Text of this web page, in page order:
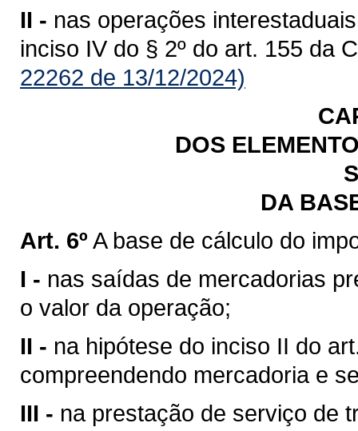
II - nas operações
inciso IV do § 2º do art. 155 da
22262 de 13/12/2024)
DOS
DA
Art. 6º A base de cálculo do
I - nas saídas de mercadorias
o valor da operação;
II - na hipótese do inciso II do
compreendendo mercadoria e
III - na prestação de serviço de